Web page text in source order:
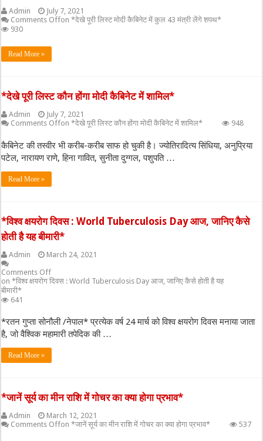
Admin
July 7, 2021
Comments Offon *देखे पूरी लिस्ट मोदी कैबिनेट में कुल 43 मंत्री लेंगे शपथ*
930
Read More »
*देखे पूरी लिस्ट कौन होंगा मोदी कैबिनेट में शामिल*
Admin
July 7, 2021
Comments Offon *देखे पूरी लिस्ट कौन होंगा मोदी कैबिनेट में शामिल* 948
कैबिनेट की तस्वीर भी करीब-करीब साफ हो चुकी है। ज्योतिरादित्य सिंधिया, अनुप्रिया
पटेल, नारायण राणे, हिना गावित, सुनीता दुग्गल, पशुपति …
Read More »
*विश्व क्षयरोग दिवस : World Tuberculosis Day आज, जानिए कैसे
होती है यह बीमारी*
Admin
March 24, 2021
Comments Off
on *विश्व क्षयरोग दिवस : World Tuberculosis Day आज, जानिए कैसे होती है यह
बीमारी*
641
*रतन गुप्ता सोनौली /नेपाल* प्रत्येक वर्ष 24 मार्च को विश्‍व क्षयरोग दिवस मनाया जाता
है, जो वैश्विक महामारी तपेदिक की …
Read More »
*जानें सूर्य का मीन राशि में गोचर का क्या होगा प्रभाव*
Admin
March 12, 2021
Comments Offon *जानें सूर्य का मीन राशि में गोचर का क्या होगा प्रभाव* 537